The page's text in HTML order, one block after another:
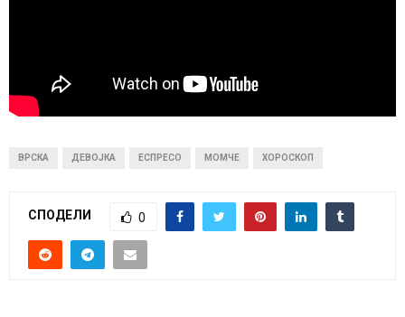
ВРСКА ДЕВОЈКА ЕСПРЕСО МОМЧЕ ХОРОСКОП
СПОДЕЛИ 0